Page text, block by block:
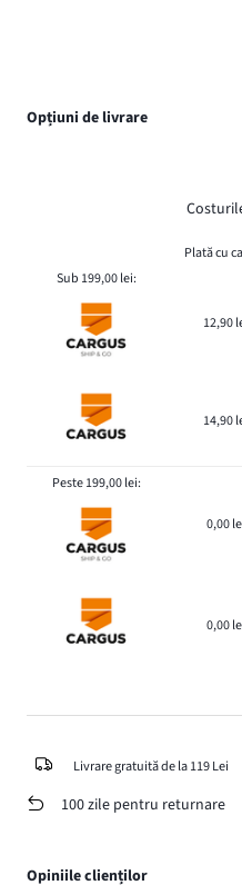
Opțiuni de livrare
Plată cu
Sub 199,00 lei:
12,90
14,90
Peste 199,00 lei:
0,00
0,00
Livrare gratuită de la 119 Lei
100 zile pentru returnare
Opiniile clienților